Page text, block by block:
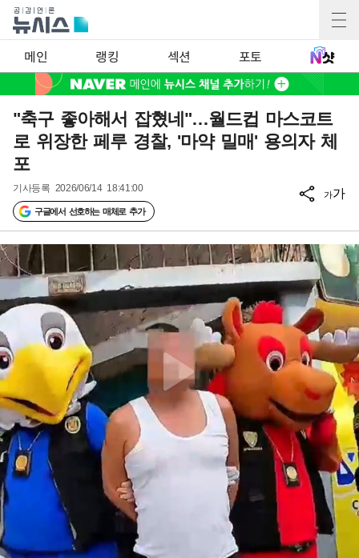
메인 랭킹 섹션 포토
"축구 좋아해서 잡혔네"…월드컵 마스코트
로 위장한 페루 경찰, '마약 밀매' 용의자 체
포
기사등록 2026/06/14 18:41:00
구글에서 선호하는 매체로 추가
가가